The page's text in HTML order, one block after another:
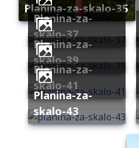
planina-za-skalo-35
planina-za-
skalo-37
planina-za-
skalo-39
planina-za-
skalo-41
planina-za-
skalo-43